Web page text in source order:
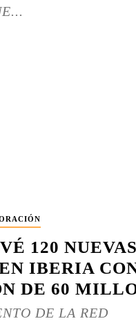
120 NUEVAS
IBERIA
DE 60
DE LA RED